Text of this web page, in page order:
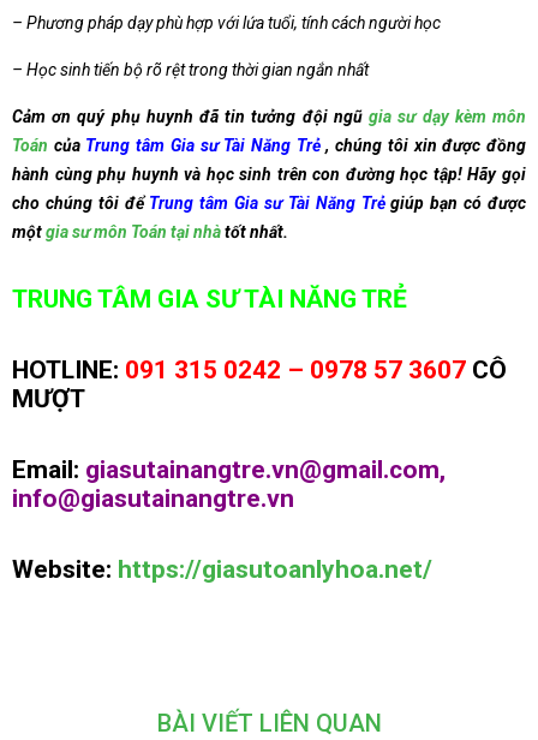
– Phương pháp dạy phù hợp với lứa tuổi, tính cách người học
– Học sinh tiến bộ rõ rệt trong thời gian ngắn nhất
Cảm ơn quý phụ huynh đã tin tưởng đội ngũgia sư dạy kèm môn
Toán của Trung tâm Gia sư Tài Năng Trẻ, chúng tôi xin được đồng
hành cùng phụ huynh và học sinh trên con đường học tập! Hãy gọi
cho chúng tôi đểTrung tâm Gia sư Tài Năng Trẻgiúp bạn có được
mộtgia sư môn Toán tại nhàtốt nhất.
TRUNG TÂM GIA SƯ TÀI NĂNG TRẺ
HOTLINE: 091 315 0242 – 0978 57 3607 CÔ
MƯỢT
Email: giasutainangtre.vn@gmail.com,
info@giasutainangtre.vn
Website: https://giasutoanlyhoa.net/
BÀI VIẾT LIÊN QUAN